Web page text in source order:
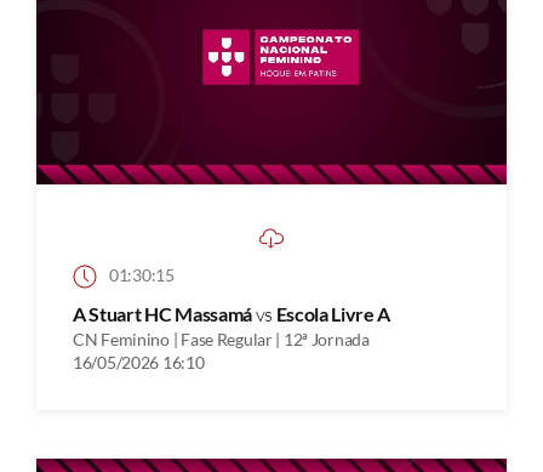
01:30:15
A Stuart HC Massamávs Escola Livre A
CN Feminino | Fase Regular | 12ª Jornada
16/05/2026 16:10